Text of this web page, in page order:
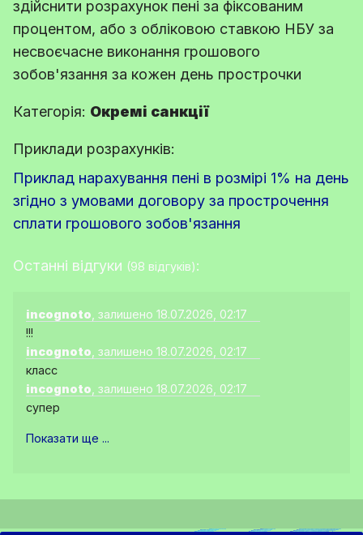
здійснити розрахунок пені за фіксованим
процентом, або з обліковою ставкою НБУ за
несвоєчасне виконання грошового
зобов'язання за кожен день прострочки
Категорія: Окремі санкції
Приклади розрахунків:
Приклад нарахування пені в розмірі 1% на день
згідно з умовами договору за прострочення
сплати грошового зобов'язання
Останні відгуки (98 відгуків):
incognoto , залишено 18.07.2026, 02:17
!!!
incognoto , залишено 18.07.2026, 02:17
класс
incognoto , залишено 18.07.2026, 02:17
супер
Показати ще ...